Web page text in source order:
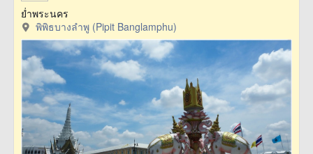
ย่ำพระนคร
พิพิธบางลำพู (Pipit Banglamphu)